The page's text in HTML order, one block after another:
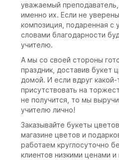
уважаемый
именно их. Если не
композиция, подаренная с
словами благодарности
учителю.
А мы со своей стороны
праздник, доставив букет
домой. И если вдруг
присутствовать на
не получится, то мы
учителю лично!
Заказывайте букеты
магазине цветов и
работаем круглосуточно
клиентов низкими ценами и